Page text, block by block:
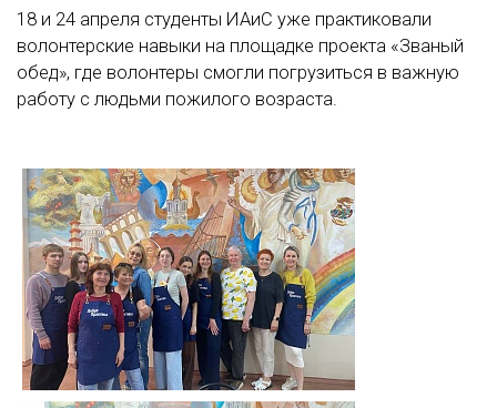
18 и 24 апреля студенты ИАиС уже практиковали
волонтерские навыки на площадке проекта «Званый
обед», где волонтеры смогли погрузиться в важную
работу с людьми пожилого возраста.